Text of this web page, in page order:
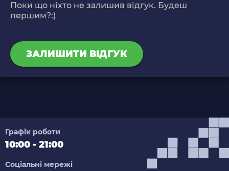
Поки що ніхто не залишив відгук. Будеш
першим?:)
ЗАЛИШИТИ ВІДГУК
Графік роботи
10:00 - 21:00
Соціальні мережі